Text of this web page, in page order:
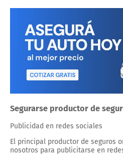
Segurarse productor de
Publicidad en redes sociales
El principal productor de seguros
nosotros para publicitarse en